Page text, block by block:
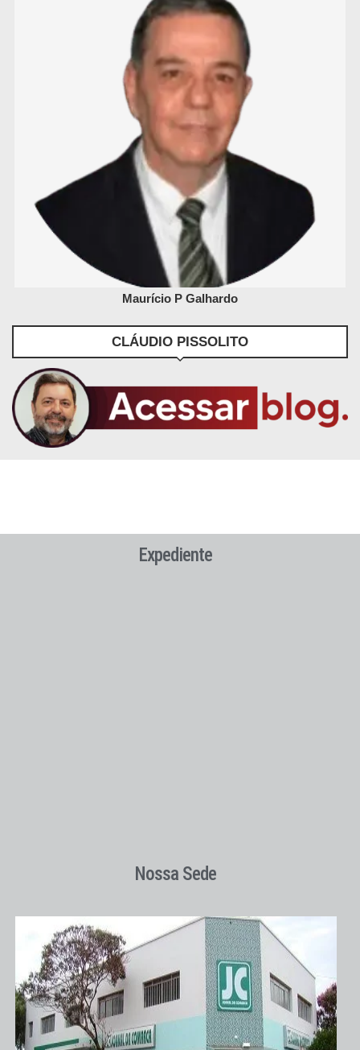
Maurício P Galhardo
CLÁUDIO PISSOLITO
Expediente
Nossa Sede